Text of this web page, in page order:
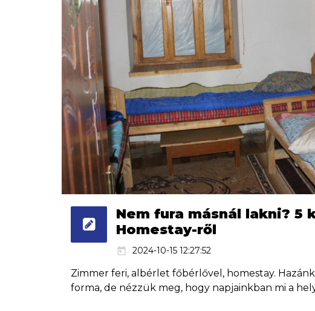
Nem fura másnál lakni? 5
Homestay-ről
today 2024-10-15 12:27:52
Zimmer feri, albérlet főbérlővel, homestay.
forma, de nézzük meg, hogy napjainkban mi a